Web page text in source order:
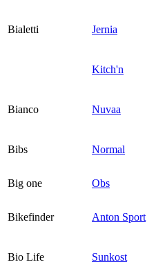
Bialetti Jernia
Kitch'n
Bianco Nuvaa
Bibs Normal
Big one
Obs
Bikefinder Anton Sport
Bio Life Sunkost